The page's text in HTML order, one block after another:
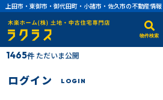
上田市・東御市・御代田町・小諸市・佐久市の不動産情報
物件検索
1465件ただいま公開
ログイン LOGIN